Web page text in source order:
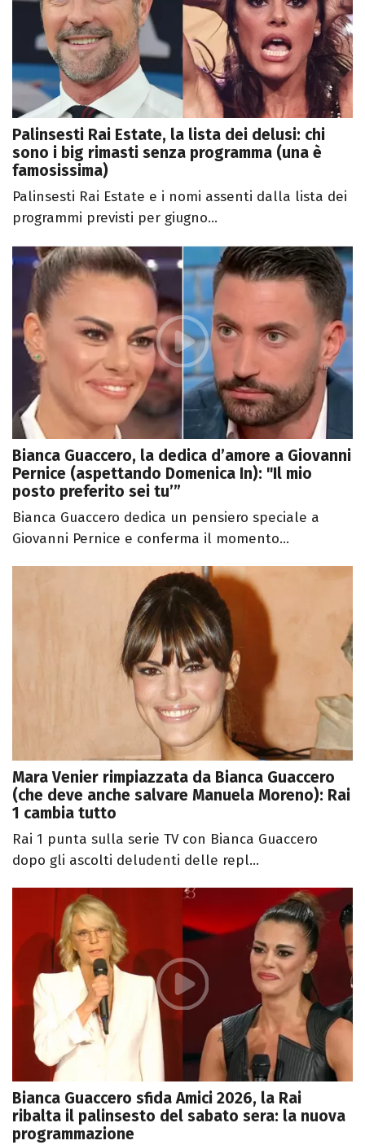
Palinsesti Rai Estate, la lista dei delusi: chi
sono i big rimasti senza programma (una è
famosissima)
Palinsesti Rai Estate e i nomi assenti dalla lista dei
programmi previsti per giugno...
Bianca Guaccero, la dedica d’amore a Giovanni
Pernice (aspettando Domenica In): "Il mio
posto preferito sei tu’”
Bianca Guaccero dedica un pensiero speciale a
Giovanni Pernice e conferma il momento...
Mara Venier rimpiazzata da Bianca Guaccero
(che deve anche salvare Manuela Moreno): Rai
1 cambia tutto
Rai 1 punta sulla serie TV con Bianca Guaccero
dopo gli ascolti deludenti delle repl...
Bianca Guaccero sfida Amici 2026, la Rai
ribalta il palinsesto del sabato sera: la nuova
programmazione